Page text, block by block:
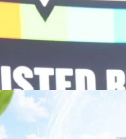
ลการดำเนินงานแข็งแกร่ง กำไรสุทธิ
จากช่วงเดียวกันของปีก่อน สูงกว่าการ
ว่างกาล 0.10 บาทต่อหุ้น โดยกำหนดวันที่
งินปันผลวันที่ 2 กันยายน 2569 นางสาวสุ
) จำกัด (มหาชน) เปิดเผยว่า ในช่วงครึ่งปี
นื่อง ผ่านการยกระดับจากผู้จัดจำหน่าย
ารเติบโตของเศรษฐกิจ AI โดยมุ่งเพิ่ม
โนโลยีระดับโลก…
CITY: THE GREEN
ยวอย่างยั่งยืน